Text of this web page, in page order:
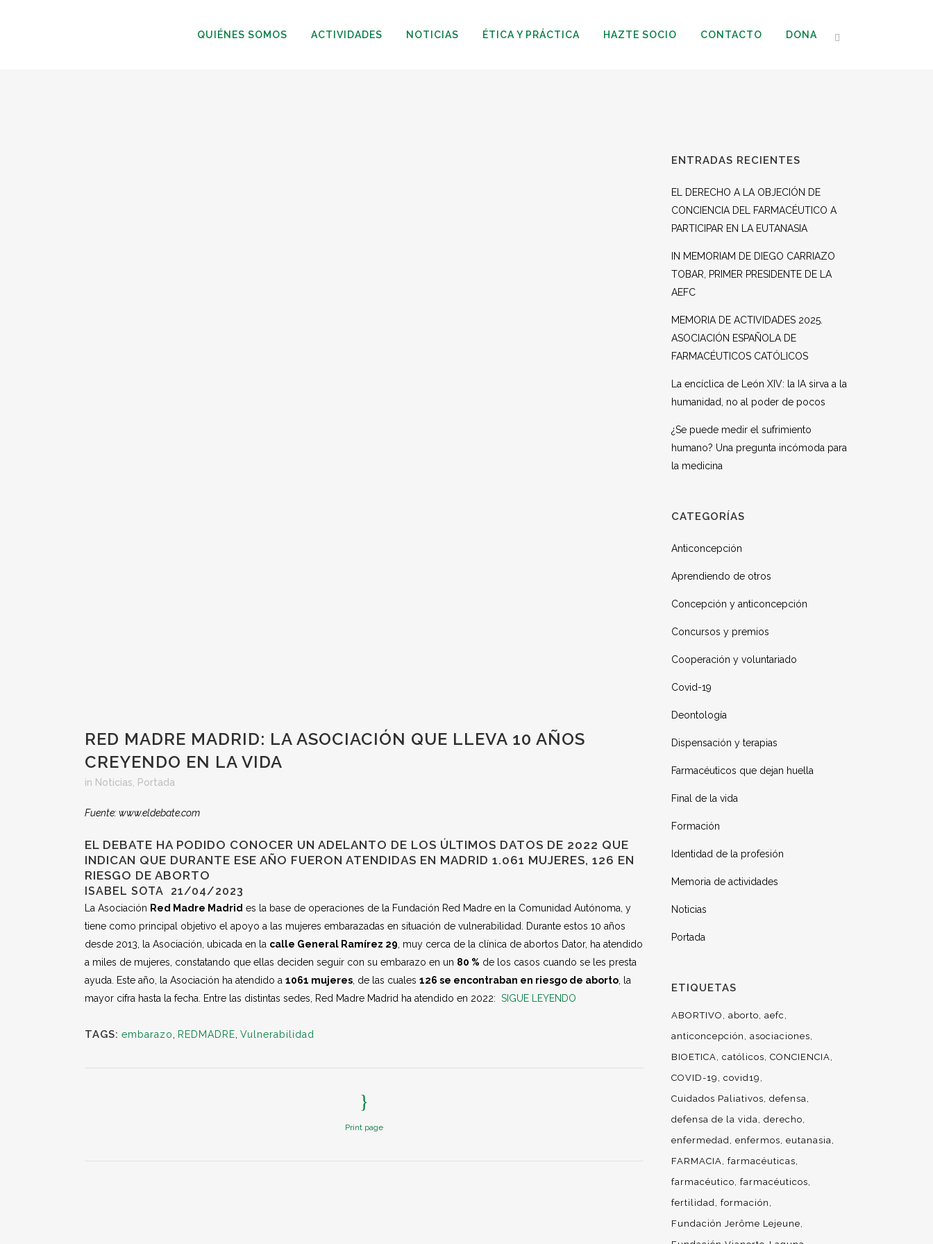
QUIÉNES SOMOS ACTIVIDADES NOTICIAS ÉTICA Y PRÁCTICA HAZTE SOCIO CONTACTO DONA
RED MADRE MADRID: LA ASOCIACIÓN QUE LLEVA 10 AÑOS
CREYENDO EN LA VIDA
in Noticias Portada
Fuente: www.eldebate.com
EL DEBATE HA PODIDO CONOCER UN ADELANTO DE LOS ÚLTIMOS DATOS DE 2022 QUE
INDICAN QUE DURANTE ESE AÑO FUERON ATENDIDAS EN MADRID 1.061 MUJERES, 126 EN
RIESGO DE ABORTO
ISABEL SOTA 21/04/2023
La Asociación Red Madre Madrid es la base de operaciones de la Fundación Red Madre en la Comunidad Autónoma, y
tiene como principal objetivo el apoyo a las mujeres embarazadas en situación de vulnerabilidad. Durante estos 10 años
desde 2013, la Asociación, ubicada en la calle General Ramírez 29 , muy cerca de la clínica de abortos Dator, ha atendido
a miles de mujeres, constatando que ellas deciden seguir con su embarazo en un 80 % de los casos cuando se les presta
ayuda. Este año, la Asociación ha atendido a 1061 mujeres , de las cuales 126 se encontraban en riesgo de aborto , la
mayor cifra hasta la fecha. Entre las distintas sedes, Red Madre Madrid ha atendido en 2022: SIGUE LEYENDO
TAGS: embarazo REDMADRE Vulnerabilidad
Print page
ENTRADAS RECIENTES
EL DERECHO A LA OBJECIÓN DE
CONCIENCIA DEL FARMACÉUTICO A
PARTICIPAR EN LA EUTANASIA
IN MEMORIAM DE DIEGO CARRIAZO
TOBAR, PRIMER PRESIDENTE DE LA
AEFC
MEMORIA DE ACTIVIDADES 2025.
ASOCIACIÓN ESPAÑOLA DE
FARMACÉUTICOS CATÓLICOS
La encíclica de León XIV: la IA sirva a la
humanidad, no al poder de pocos
¿Se puede medir el sufrimiento
humano? Una pregunta incómoda para
la medicina
CATEGORÍAS
Anticoncepción
Aprendiendo de otros
Concepción y anticoncepción
Concursos y premios
Cooperación y voluntariado
Covid-19
Deontología
Dispensación y terapias
Farmacéuticos que dejan huella
Final de la vida
Formación
Identidad de la profesión
Memoria de actividades
Noticias
Portada
ETIQUETAS
ABORTIVO aborto aefc
anticoncepción
asociaciones
BIOETICA católicos CONCIENCIA
COVID-19
covid19
Cuidados Paliativos defensa
defensa de la vida derecho
enfermedad enfermos eutanasia
FARMACIA farmacéuticas
farmacéutico farmacéuticos
fertilidad formación
Fundación Jerôme Lejeune